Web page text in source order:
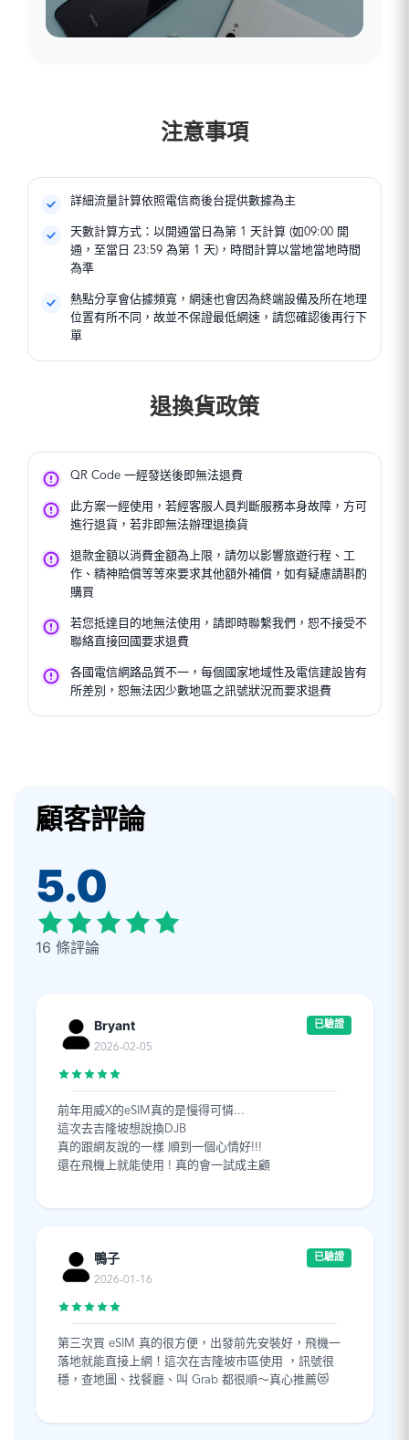
注意事項
詳細流量計算依照電信商後台提供數據為主
天數計算方式：以開通當日為第 1 天計算 (如09:00 開
通，至當日 23:59 為第 1 天)，時間計算以當地當地時間
為準
熱點分享會佔據頻寬，網速也會因為終端設備及所在地理
位置有所不同，故並不保證最低網速，請您確認後再行下
單
退換貨政策
QR Code 一經發送後即無法退費
此方案一經使用，若經客服人員判斷服務本身故障，方可
進行退貨，若非即無法辦理退換貨
退款金額以消費金額為上限，請勿以影響旅遊行程、工
作、精神賠償等等來要求其他額外補償，如有疑慮請斟酌
購買
若您抵達目的地無法使用，請即時聯繫我們，恕不接受不
聯絡直接回國要求退費
各國電信網路品質不一，每個國家地域性及電信建設皆有
所差別，恕無法因少數地區之訊號狀況而要求退費
顧客評論
5.0
16 條評論
Bryant
2026-02-05
已驗證
前年用威X的eSIM真的是慢得可憐...
這次去吉隆坡想說換DJB
真的跟網友說的一樣 順到一個心情好!!!
還在飛機上就能使用 ! 真的會一試成主顧
鴨子
2026-01-16
已驗證
第三次買 eSIM 真的很方便，出發前先安裝好，飛機一
落地就能直接上網！這次在吉隆坡市區使用 ，訊號很
穩，查地圖、找餐廳、叫 Grab 都很順～真心推薦😻